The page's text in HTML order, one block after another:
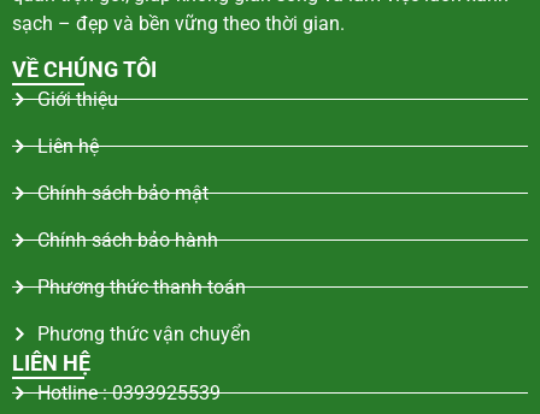
sạch – đẹp và bền vững theo thời gian.
VỀ CHÚNG TÔI
Giới thiệu
Liên hệ
Chính sách bảo mật
Chính sách bảo hành
Phương thức thanh toán
Phương thức vận chuyển
LIÊN HỆ
Hotline : 0393925539